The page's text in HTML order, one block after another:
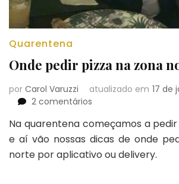
Quarentena
Onde pedir pizza na zona
por Carol Varuzzi atualizado em 17 de
2 comentários
pedir
pizza
na
Na quarentena começamos a
e aí vão nossas dicas de onde
norte por aplicativo ou delivery.